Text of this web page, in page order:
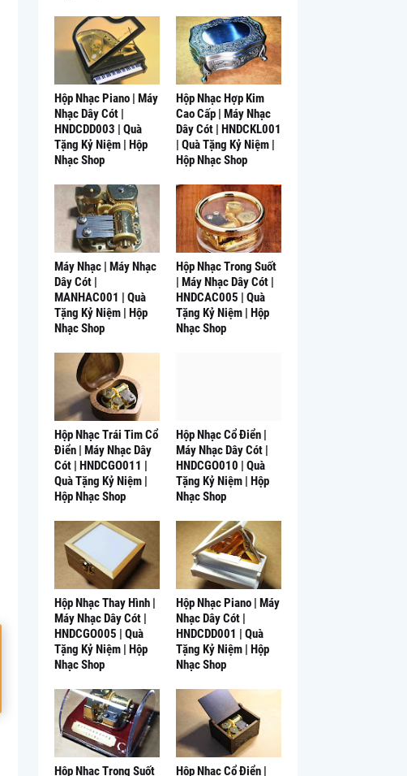
Hộp Nhạc Piano | Máy
Nhạc Dây Cót |
HNDCDD003 | Quà
Tặng Kỷ Niệm | Hộp
Nhạc Shop
Hộp Nhạc Hợp Kim
Cao Cấp | Máy Nhạc
Dây Cót | HNDCKL001
| Quà Tặng Kỷ Niệm |
Hộp Nhạc Shop
Máy Nhạc | Máy Nhạc
Dây Cót |
MANHAC001 | Quà
Tặng Kỷ Niệm | Hộp
Nhạc Shop
Hộp Nhạc Trong Suốt
| Máy Nhạc Dây Cót |
HNDCAC005 | Quà
Tặng Kỷ Niệm | Hộp
Nhạc Shop
Hộp Nhạc Trái Tim Cổ
Điển | Máy Nhạc Dây
Cót | HNDCGO011 |
Quà Tặng Kỷ Niệm |
Hộp Nhạc Shop
Hộp Nhạc Cổ Điển |
Máy Nhạc Dây Cót |
HNDCGO010 | Quà
Tặng Kỷ Niệm | Hộp
Nhạc Shop
Hộp Nhạc Thay Hình |
Máy Nhạc Dây Cót |
HNDCGO005 | Quà
Tặng Kỷ Niệm | Hộp
Nhạc Shop
Hộp Nhạc Piano | Máy
Nhạc Dây Cót |
HNDCDD001 | Quà
Tặng Kỷ Niệm | Hộp
Nhạc Shop
Hộp Nhạc Trong Suốt Hộp Nhạc Cổ Điển |